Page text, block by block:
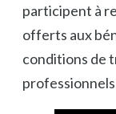
participent à
offerts aux
conditions de
professionnels